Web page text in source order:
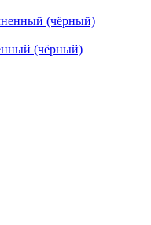
(чёрный)
(чёрный)